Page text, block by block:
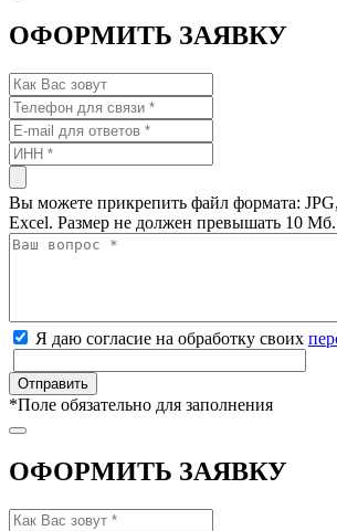
ОФОРМИТЬ ЗАЯВКУ
Вы можете прикрепить файл формата:
Excel. Размер не должен превышать 10 Мб.
Я даю согласие на обработку своих
*Поле обязательно для заполнения
ОФОРМИТЬ ЗАЯВКУ